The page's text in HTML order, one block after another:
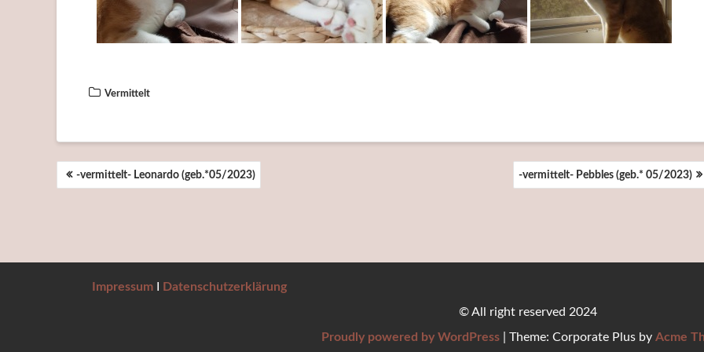
Vermittelt
BEITRAGSNAVIGATION
-vermittelt- Leonardo (geb.*05/2023) -vermittelt- Pebbles (geb.* 05/2023)
Impressum
Datenschutzerklärung
© All right reserved 2024
Proudly powered by WordPress
Theme: Corporate Plus by Acme